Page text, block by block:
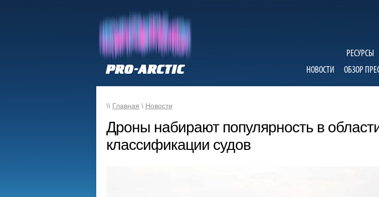
РЕСУРСЫ
НОВОСТИ
ОБЗОР
\\ Главная \ Новости
Дроны набирают популярность в
классификации судов